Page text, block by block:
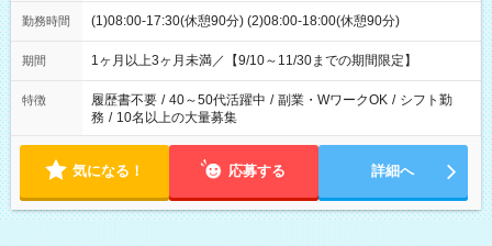
勤務時間 (1)08:00-17:30(休憩90分) (2)08:00-18:00(休憩90分)
期間 1ヶ月以上3ヶ月未満／【9/10～11/30までの期間限定】
特徴 履歴書不要 / 40～50代活躍中 / 副業・WワークOK / シフト勤
務 / 10名以上の大量募集
気になる！ 応募する 詳細へ